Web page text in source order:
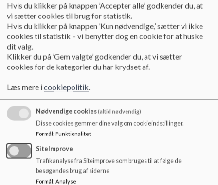
Næstformand for skolebestyrelsen:
Mette Jønholt Larsen
Forældrerepræsentant:
Jesper M. Oldenburg
Forældrerepræsentant:
Forældrerepræsentant:
Nina N. Wendt
Forældrerepræsentant:
Tanja Maria Kuijper Andreasen
Forældrerepræsentant (spec.kl.):
Tekla Canger
Hvis du klikker på knappen ’Accepter alle’, godkender du, at
vi sætter cookies til brug for statistik.
Hvis du klikker på knappen ’Kun nødvendige,’ sætter vi ikke
cookies til statistik – vi benytter dog en cookie for at huske
dit valg.
Klikker du på ’Gem valgte’ godkender du, at vi sætter
cookies for de kategorier du har krydset af.
Læs mere icookiepolitik.
Nødvendige cookies(altid nødvendig)
Disse cookies gemmer dine valg om cookieindstillinger.
Formål: Funktionalitet
SiteImprove
Trafikanalyse fra Siteimprove som bruges til at følge de
besøgendes brug af siderne
Formål: Analyse